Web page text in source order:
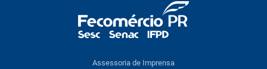
Assessoria de Imprensa